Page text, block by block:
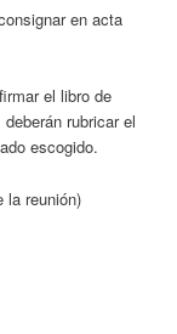
en acta
el libro de
rubricar el
escogido.
la reunión)